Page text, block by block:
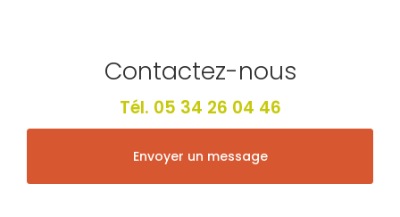
Contactez-nous
Tél. 05 34 26 04 46
Envoyer un message